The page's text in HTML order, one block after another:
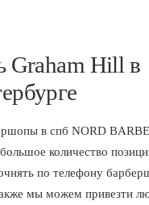
Graham Hill в
в спб NORD
количество
по телефону
мы можем привезти